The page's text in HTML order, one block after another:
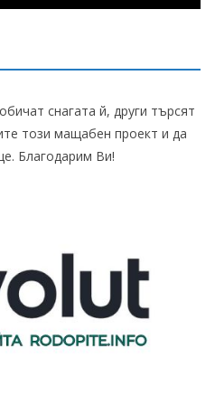
снагата й, други търсят
този мащабен проект и да
Благодарим Ви!